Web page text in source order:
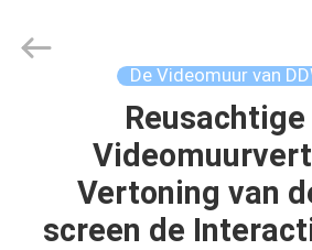
PRODUCTEN
Rights
De Videomuur van
Reusachtige
Vertoning van
screen de